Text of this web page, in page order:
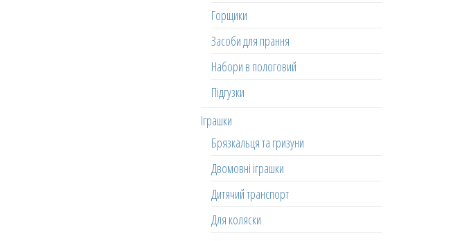
Горщики
Засоби для прання
Набори в пологовий
Підгузки
Іграшки
Брязкальця та гризуни
Двомовні іграшки
Дитячий транспорт
Для коляски